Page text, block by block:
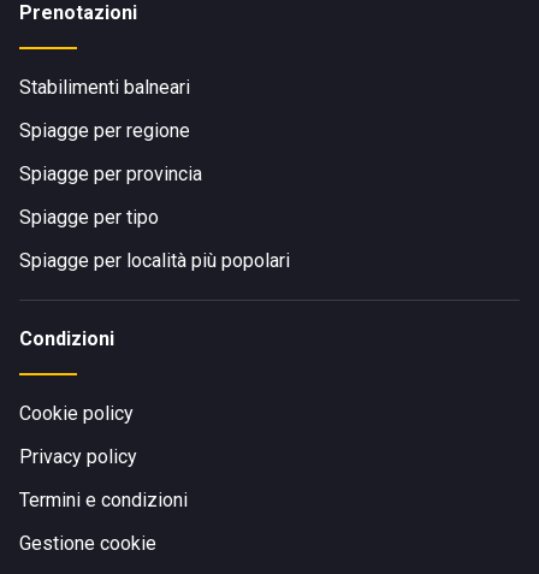
Prenotazioni
Stabilimenti balneari
Spiagge per regione
Spiagge per provincia
Spiagge per tipo
Spiagge per località più popolari
Condizioni
Cookie policy
Privacy policy
Termini e condizioni
Gestione cookie